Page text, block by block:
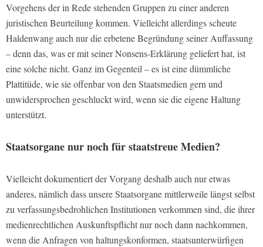
Vorgehens der in Rede stehenden Gruppen zu einer anderen
juristischen Beurteilung kommen. Vielleicht allerdings scheute
Haldenwang auch nur die erbetene Begründung seiner Auffassung
– denn das, was er mit seiner Nonsens-Erklärung geliefert hat, ist
eine solche nicht. Ganz im Gegenteil – es ist eine dümmliche
Plattitüde, wie sie offenbar von den Staatsmedien gern und
unwidersprochen geschluckt wird, wenn sie die eigene Haltung
unterstützt.
Staatsorgane nur noch für staatstreue Medien?
Vielleicht dokumentiert der Vorgang deshalb auch nur etwas
anderes, nämlich dass unsere Staatsorgane mittlerweile längst selbst
zu verfassungsbedrohlichen Institutionen verkommen sind, die ihrer
medienrechtlichen Auskunftspflicht nur noch dann nachkommen,
wenn die Anfragen von haltungskonformen, staatsunterwürfigen